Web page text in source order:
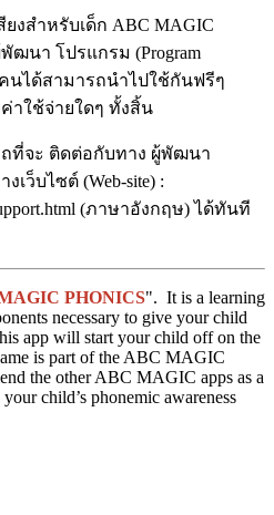
ยงสำหรับเด็ก ABC MAGIC
ฒนา โปรแกรม (Program
คนได้สามารถนำไปใช้กันฟรีๆ
าใช้จ่ายใดๆ ทั้งสิ้น
ที่จะ ติดต่อกับทาง ผู้พัฒนา
ว็บไซต์ (Web-site) :
(ภาษาอังกฤษ) ได้ทันที
PHONICS". It is a learning
necessary to give your child
app will start your child off on the
is part of the ABC MAGIC
the other ABC MAGIC apps as a
child’s phonemic awareness